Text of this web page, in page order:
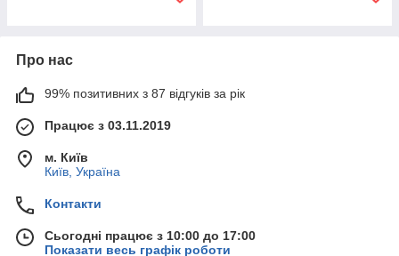
Про нас
99% позитивних з 87 відгуків за рік
Працює з 03.11.2019
м. Київ
Київ, Україна
Контакти
Сьогодні працює з 10:00 до 17:00
Показати весь графік роботи